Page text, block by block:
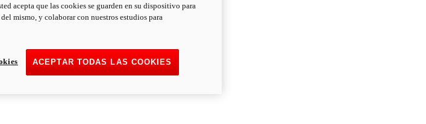
acepta que las cookies se guarden en su dispositivo para
mismo, y colaborar con nuestros estudios para
ACEPTAR TODAS LAS COOKIES